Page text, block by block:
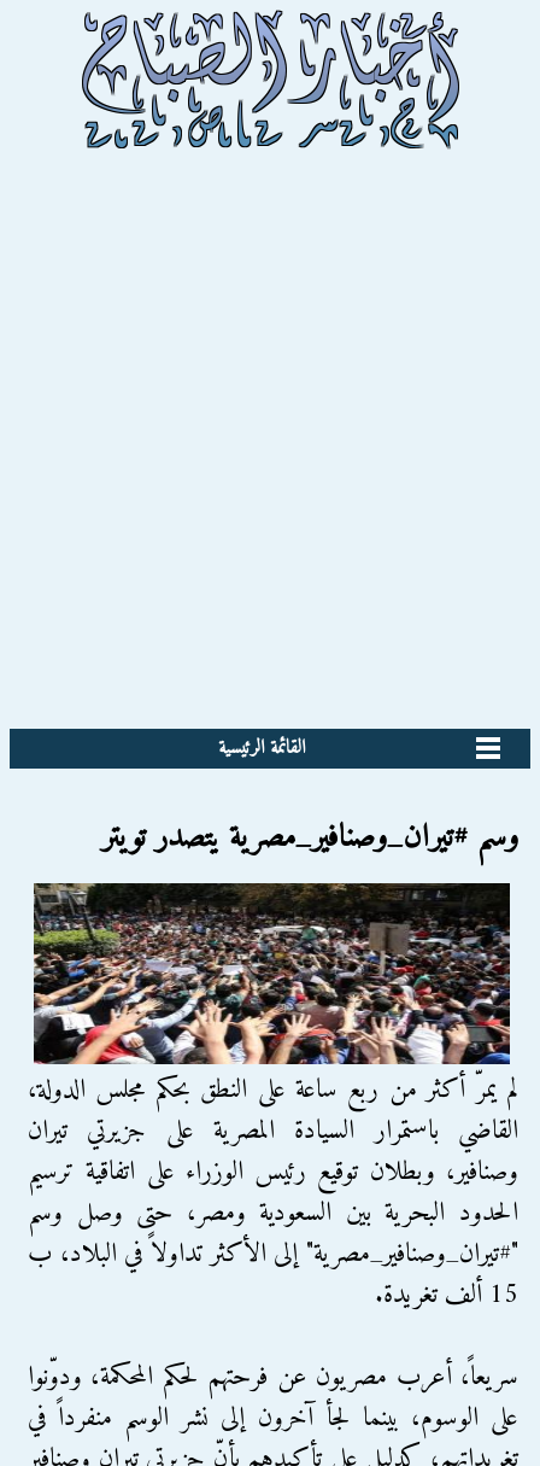
القائمة الرئيسية
وسم #تيران_وصنافير_مصرية يتصدر تويتر
لم يمرّ أكثر من ربع ساعة على النطق بحكم مجلس الدولة،
القاضي باستمرار السيادة المصرية على جزيرتي تيران
وصنافير، وبطلان توقيع رئيس الوزراء على اتفاقية ترسيم
الحدود البحرية بين السعودية ومصر، حتى وصل وسم
"#تيران_وصنافير_مصرية" إلى الأكثر تداولاً في البلاد، ب
15 ألف تغريدة.
سريعاً، أعرب مصريون عن فرحتهم لحكم المحكمة، ودوّنوا
على الوسوم، بينما لجأ آخرون إلى نشر الوسم منفرداً في